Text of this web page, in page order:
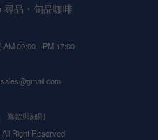
品・旬品咖啡
09:00 - PM 17:00
條款與細則
Right Reserved